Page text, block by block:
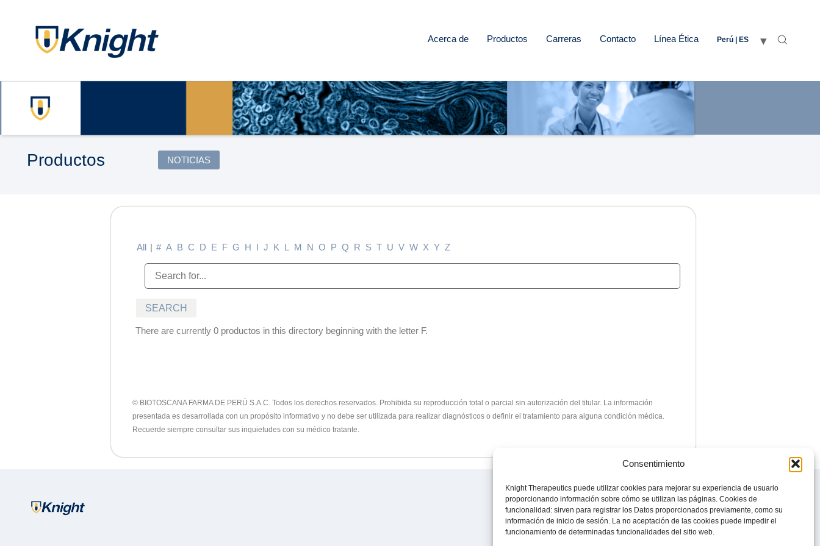
Consentimiento
Knight Therapeutics puede utilizar cookies para mejorar su experiencia de usuario
proporcionando información sobre cómo se utilizan las páginas. Cookies de
funcionalidad: sirven para registrar los Datos proporcionados previamente, como su
información de inicio de sesión. La no aceptación de las cookies puede impedir el
funcionamiento de determinadas funcionalidades del sitio web.
Acerca de Productos Carreras Contacto Línea Ética Perú | ES
Productos NOTICIAS
All | # A B C D E F G H I J K L M N O P Q R S T U V W X Y Z
There are currently 0 productos in this directory beginning with the letter F.
© BIOTOSCANA FARMA DE PERÚ S.A.C. Todos los derechos reservados. Prohibida su reproducción total o parcial sin autorización del titular. La información
presentada es desarrollada con un propósito informativo y no debe ser utilizada para realizar diagnósticos o definir el tratamiento para alguna condición médica.
Recuerde siempre consultar sus inquietudes con su médico tratante.
© 2023 Todos los derechos reservados
Knight Therapeutics Inc.
Política de Privacidad
Línea ética
Código de Conducta y Ética Empresarial